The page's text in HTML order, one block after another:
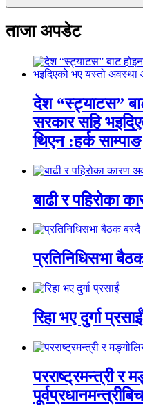
ताजा अपडेट
देश “स्ट्याटस”
सरकार सहि
थिएन :हर्क साम्पाङ
बाढी र पहिरोका
प्रतिनिधिसभा
रिहा भए दुर्गा प्रसाईं
परराष्ट्रमन्त्री र